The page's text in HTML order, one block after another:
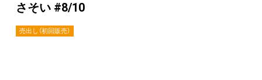
さそい #8/10
売出し（初回販売）